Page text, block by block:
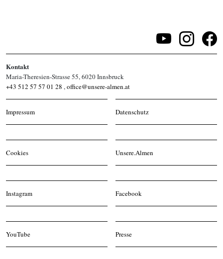
Kontakt
Maria-Theresien-Strasse 55, 6020 Innsbruck
+43 512 57 57 01 28 ,office@unsere-almen.at
Impressum Datenschutz
Cookies Unsere.Almen
Instagram Facebook
YouTube Presse